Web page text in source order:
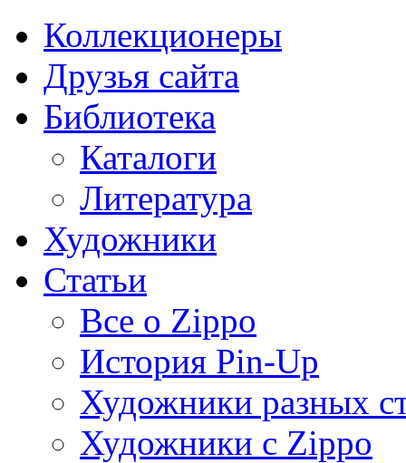
Коллекционеры
Друзья сайта
Библиотека
Каталоги
Литература
Художники
Статьи
Все о Zippo
История Pin-Up
Художники разных
Художники с Zippo